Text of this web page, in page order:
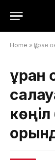
Home » Құран
Құран